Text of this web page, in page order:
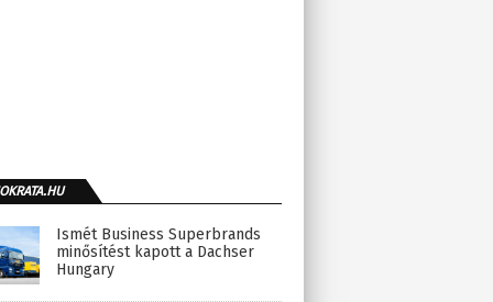
Ismét Business Superbrands
minősítést kapott a Dachser
Hungary